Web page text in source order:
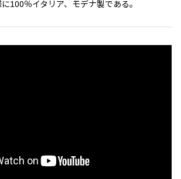
100％イタリア、モデナ製である。